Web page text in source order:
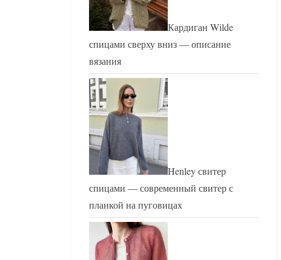
Кардиган Wilde
спицами сверху вниз — описание
вязания
Henley свитер
спицами — современный свитер с
планкой на пуговицах